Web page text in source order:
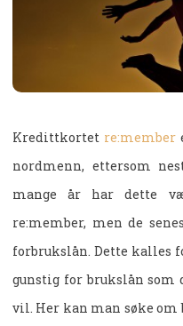
Kredittkortet re:member
nordmenn, ettersom
mange år har dette
re:member, men de
forbrukslån. Dette kalles
gunstig for brukslån som
vil. Her kan man søke om